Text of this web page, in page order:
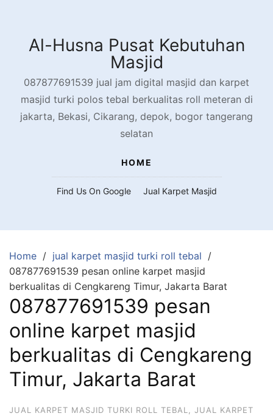
contentAl-Husna Pusat Kebutuhan
Masjid
087877691539 jual jam digital masjid dan karpet
masjid turki polos tebal berkualitas roll meteran di
jakarta, Bekasi, Cikarang, depok, bogor tangerang
selatan
HOME
Find Us On Google Jual Karpet Masjid
Home
jual karpet masjid turki roll tebal
087877691539 pesan online karpet masjid
berkualitas di Cengkareng Timur, Jakarta Barat
087877691539 pesan
online karpet masjid
berkualitas di Cengkareng
Timur, Jakarta Barat
JUAL KARPET MASJID TURKI ROLL TEBAL
JUAL KARPET